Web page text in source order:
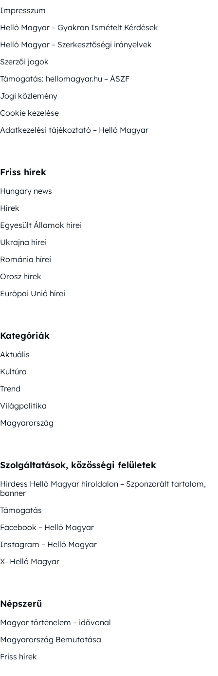
Impresszum
Helló Magyar – Gyakran Ismételt Kérdések
Helló Magyar – Szerkesztőségi irányelvek
Szerzői jogok
Támogatás: hellomagyar.hu – ÁSZF
Jogi közlemény
Cookie kezelése
Adatkezelési tájékoztató – Helló Magyar
Friss hírek
Hungary news
Hírek
Egyesült Államok hírei
Ukrajna hírei
Románia hírei
Orosz hírek
Európai Unió hírei
Kategóriák
Aktuális
Kultúra
Trend
Világpolitika
Magyarország
Szolgáltatások, közösségi felületek
Hirdess Helló Magyar híroldalon – Szponzorált tartalom,
banner
Támogatás
Facebook – Helló Magyar
Instagram – Helló Magyar
X- Helló Magyar
Népszerű
Magyar történelem – idővonal
Magyarország Bemutatása
Friss hírek